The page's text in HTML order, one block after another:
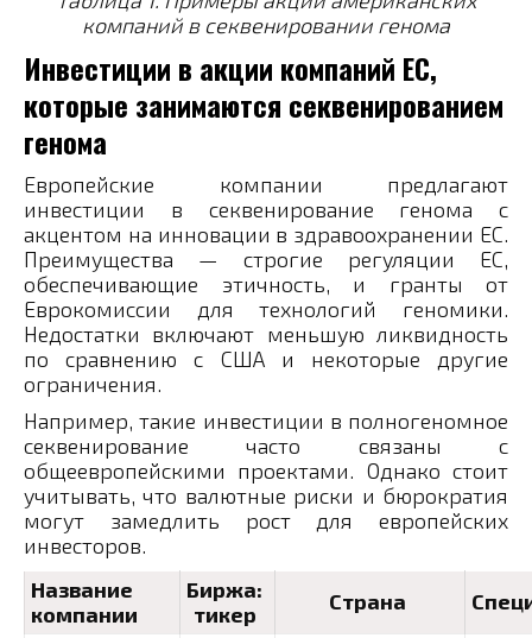
компаний в секвенировании генома
Инвестиции в акции компаний ЕС,
которые занимаются секвенированием
генома
Европейские компании предлагают
инвестиции в секвенирование генома с
акцентом на инновации в здравоохранении ЕС.
Преимущества — строгие регуляции ЕС,
обеспечивающие этичность, и гранты от
Еврокомиссии для технологий геномики.
Недостатки включают меньшую ликвидность
по сравнению с США и некоторые другие
ограничения.
Например, такие инвестиции в полногеномное
секвенирование часто связаны с
общеевропейскими проектами. Однако стоит
учитывать, что валютные риски и бюрократия
могут замедлить рост для европейских
инвесторов.
Название
компании
Биржа:
тикер
Страна